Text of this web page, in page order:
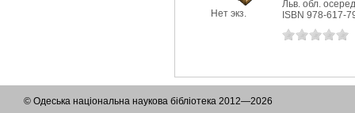
Нет экз.
Льв. обл.
ISBN 978-617-
© Одеська національна наукова бібліотека 2012—2026